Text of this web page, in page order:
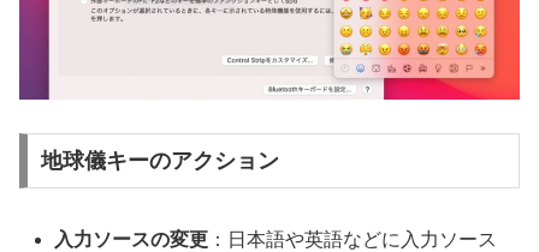
地球儀キーのアクション
入力ソースの変更 ：日本語や英語などに入力ソース